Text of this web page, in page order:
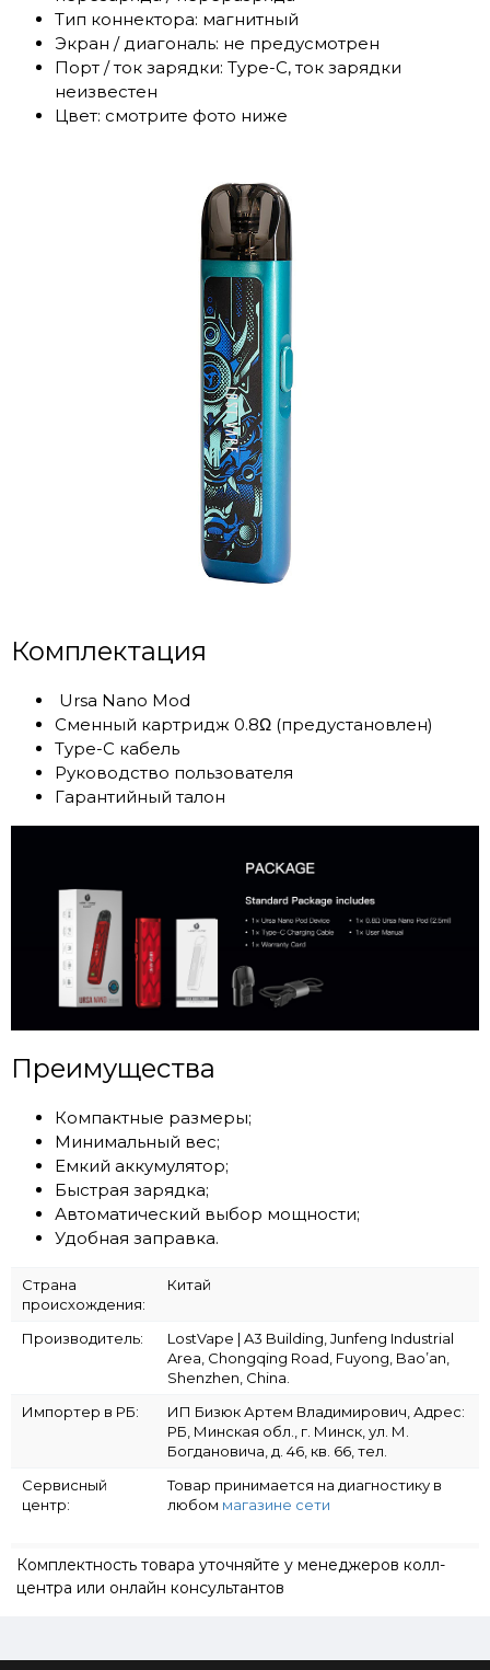
Тип коннектора: магнитный
Экран / диагональ: не предусмотрен
Порт / ток зарядки: Type-C, ток зарядки
неизвестен
Цвет: смотрите фото ниже
Комплектация
Ursa Nano Mod
Cменный картридж 0.8Ω (предустановлен)
Type-C кабель
Руководство пользователя
Гарантийный талон
Преимущества
Компактные размеры;
Минимальный вес;
Емкий аккумулятор;
Быстрая зарядка;
Автоматический выбор мощности;
Удобная заправка.
Страна
происхождения:
Китай
Производитель:
LostVape | A3 Building, Junfeng Industrial
Area, Chongqing Road, Fuyong, Bao’an,
Shenzhen, China.
Импортер в РБ:
ИП Бизюк Артем Владимирович, Адрес:
РБ, Минская обл., г. Минск, ул. М.
Богдановича, д. 46, кв. 66, тел.
Сервисный
центр:
Товар принимается на диагностику в
любом магазине сети
Комплектность товара уточняйте у менеджеров колл-
центра или онлайн консультантов